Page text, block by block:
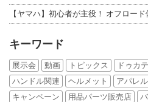
【ヤマハ】初心者が主役！ オフロー
キーワード
展示会 動画 トピックス ドゥカ
ハンドル関連
ヘルメット アパレル
キャンペーン
用品パーツ販売店